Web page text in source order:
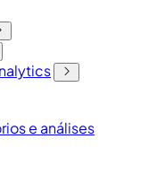
e análises